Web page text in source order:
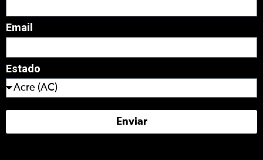
Email
Estado
Enviar